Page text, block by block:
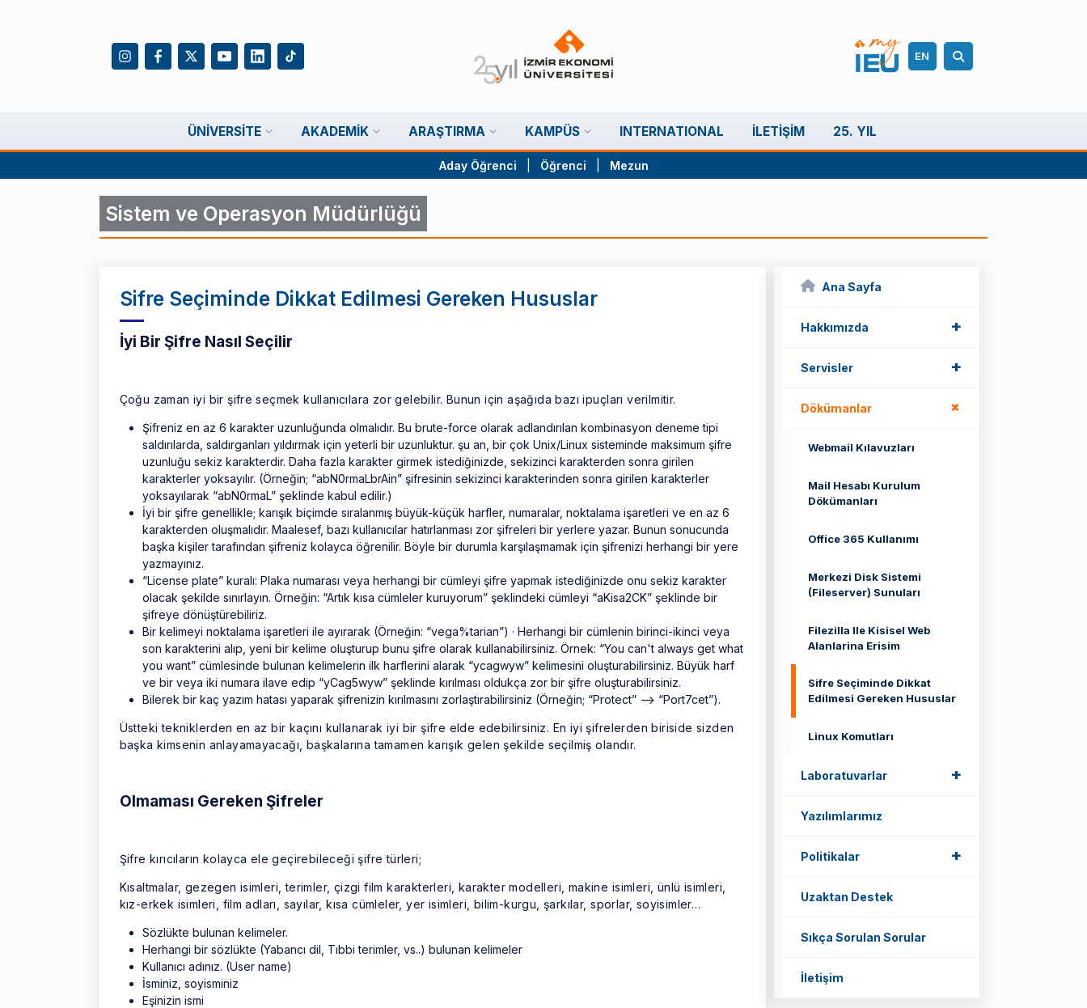
EN
ÜNIVERSITE AKADEMIK ARAŞTIRMA KAMPÜS INTERNATIONAL İLETIŞIM 25. YIL
Aday Öğrenci Öğrenci Mezun
Sistem ve Operasyon Müdürlüğü
Sifre Seçiminde Dikkat Edilmesi Gereken Hususlar
İyi Bir Şifre Nasıl Seçilir
Çoğu zaman iyi bir şifre seçmek kullanıcılara zor gelebilir. Bunun için aşağıda bazı ipuçları verilmitir.
Şifreniz en az 6 karakter uzunluğunda olmalıdır. Bu brute-force olarak adlandırılan kombinasyon deneme tipi
saldırılarda, saldırganları yıldırmak için yeterli bir uzunluktur. şu an, bir çok Unix/Linux sisteminde maksimum şifre
uzunluğu sekiz karakterdir. Daha fazla karakter girmek istediğinizde, sekizinci karakterden sonra girilen
karakterler yoksayılır. (Örneğin; “abN0rmaLbrAin” şifresinin sekizinci karakterinden sonra girilen karakterler
yoksayılarak “abN0rmaL” şeklinde kabul edilir.)
İyi bir şifre genellikle; karışık biçimde sıralanmış büyük-küçük harfler, numaralar, noktalama işaretleri ve en az 6
karakterden oluşmalıdır. Maalesef, bazı kullanıcılar hatırlanması zor şifreleri bir yerlere yazar. Bunun sonucunda
başka kişiler tarafından şifreniz kolayca öğrenilir. Böyle bir durumla karşılaşmamak için şifrenizi herhangi bir yere
yazmayınız.
“License plate” kuralı: Plaka numarası veya herhangi bir cümleyi şifre yapmak istediğinizde onu sekiz karakter
olacak şekilde sınırlayın. Örneğin: “Artık kısa cümleler kuruyorum” şeklindeki cümleyi “aKisa2CK” şeklinde bir
şifreye dönüştürebiliriz.
Bir kelimeyi noktalama işaretleri ile ayırarak (Örneğin: “vega%tarian”) · Herhangi bir cümlenin birinci-ikinci veya
son karakterini alıp, yeni bir kelime oluşturup bunu şifre olarak kullanabilirsiniz. Örnek: “You can't always get what
you want” cümlesinde bulunan kelimelerin ilk harflerini alarak “ycagwyw” kelimesini oluşturabilirsiniz. Büyük harf
ve bir veya iki numara ilave edip “yCag5wyw” şeklinde kırılması oldukça zor bir şifre oluşturabilirsiniz.
Bilerek bir kaç yazım hatası yaparak şifrenizin kırılmasını zorlaştırabilirsiniz (Örneğin; “Protect” --> “Port7cet”).
Üstteki tekniklerden en az bir kaçını kullanarak iyi bir şifre elde edebilirsiniz. En iyi şifrelerden biriside sizden
başka kimsenin anlayamayacağı, başkalarına tamamen karışık gelen şekilde seçilmiş olandır.
Olmaması Gereken Şifreler
Şifre kırıcıların kolayca ele geçirebileceği şifre türleri;
Kısaltmalar, gezegen isimleri, terimler, çizgi film karakterleri, karakter modelleri, makine isimleri, ünlü isimleri,
kız-erkek isimleri, film adları, sayılar, kısa cümleler, yer isimleri, bilim-kurgu, şarkılar, sporlar, soyisimler…
Sözlükte bulunan kelimeler.
Herhangi bir sözlükte (Yabancı dil, Tıbbi terimler, vs..) bulunan kelimeler
Kullanıcı adınız. (User name)
İsminiz, soyisminiz
Eşinizin ismi
Ana Sayfa
Hakkımızda +
+
Servisler +
+
Dökümanlar +
+
Webmail Kılavuzları
Mail Hesabı Kurulum
Dökümanları
Office 365 Kullanımı
Merkezi Disk Sistemi
(Fileserver) Sunuları
Filezilla Ile Kisisel Web
Alanlarina Erisim
Sifre Seçiminde Dikkat
Edilmesi Gereken Hususlar
Linux Komutları
Laboratuvarlar +
+
Yazılımlarımız
Politikalar +
+
Uzaktan Destek
Sıkça Sorulan Sorular
İletişim